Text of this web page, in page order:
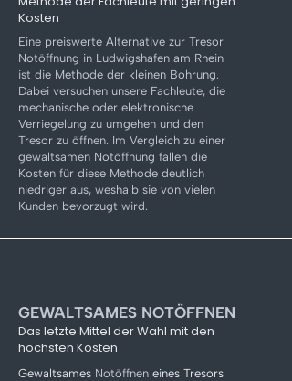
Kosten
Eine preiswerte Alternative zur Tresor
Notöffnung in Ludwigshafen am Rhein
ist die Methode der kleinen Bohrung.
Dabei versuchen unsere Fachleute, die
mechanische oder elektronische
Verriegelung zu umgehen und den
Tresor zu öffnen. Im Vergleich zu einer
gewaltsamen Notöffnung fallen die
Kosten für diese Methode deutlich
niedriger aus, weshalb sie von vielen
Kunden bevorzugt wird.
GEWALTSAMES NOTÖFFNEN
Das letzte Mittel der Wahl mit den
höchsten Kosten
Gewaltsames Notöffnen eines Tresors